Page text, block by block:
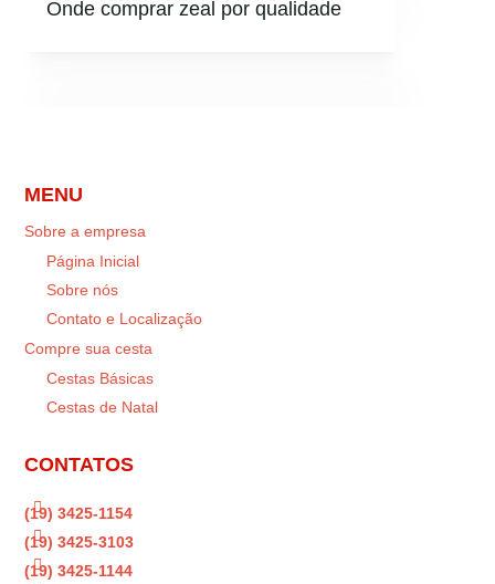
Onde comprar zeal por qualidade
MENU
Sobre a empresa
Página Inicial
Sobre nós
Contato e Localização
Compre sua cesta
Cestas Básicas
Cestas de Natal
CONTATOS

(19) 3425-1154

(19) 3425-3103

(19) 3425-1144